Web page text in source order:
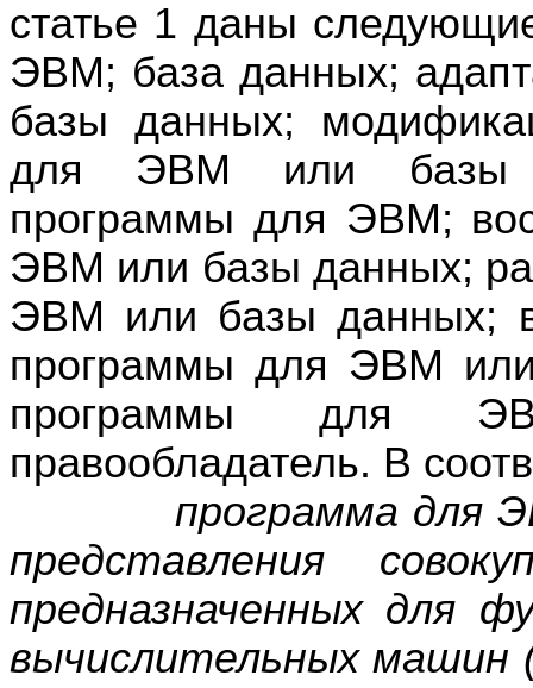
статье 1 даны
ЭВМ; база данных;
базы данных;
для ЭВМ или базы
программы для ЭВМ;
ЭВМ или базы данных;
ЭВМ или базы данных;
программы для ЭВМ
программы для
правообладатель. В
программа для ЭВМ
представления
предназначенных для
вычислительных машин